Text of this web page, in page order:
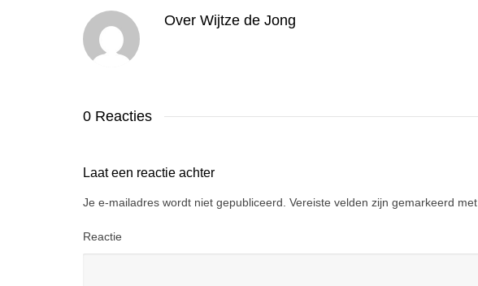
Over Wijtze de Jong
0 Reacties
Laat een reactie achter
Je e-mailadres wordt niet gepubliceerd. Vereiste velden zijn gemarkeerd met
Reactie